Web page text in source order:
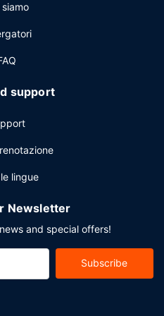
in loco.
support
lingue
Newsletter
and special offers!
Subscribe